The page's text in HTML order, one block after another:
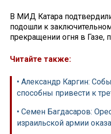
В МИД Катара
подошли к
прекращении огня в Газе,
Читайте также:
• Александр Каргин:
способны привести к
• Семен Багдасаров:
израильской армии